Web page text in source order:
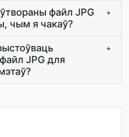
файл JPG
чым я чакаў?
+
JPG для
+